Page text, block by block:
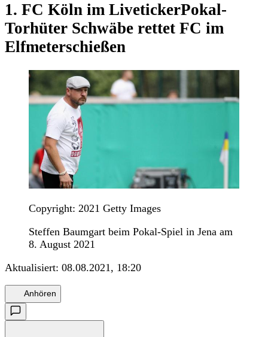
1. FC Köln im LivetickerPokal-
Torhüter Schwäbe rettet FC im
Elfmeterschießen
Copyright: 2021 Getty Images
Steffen Baumgart beim Pokal-Spiel in Jena am
8. August 2021
Aktualisiert: 08.08.2021, 18:20
Anhören